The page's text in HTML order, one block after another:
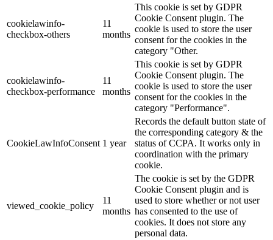
cookielawinfo-
checkbox-others
11
months
This cookie is set by GDPR
Cookie Consent plugin. The
cookie is used to store the user
consent for the cookies in the
category "Other.
cookielawinfo-
checkbox-performance
11
months
This cookie is set by GDPR
Cookie Consent plugin. The
cookie is used to store the user
consent for the cookies in the
category "Performance".
CookieLawInfoConsent 1 year
Records the default button state of
the corresponding category & the
status of CCPA. It works only in
coordination with the primary
cookie.
viewed_cookie_policy
11
months
The cookie is set by the GDPR
Cookie Consent plugin and is
used to store whether or not user
has consented to the use of
cookies. It does not store any
personal data.